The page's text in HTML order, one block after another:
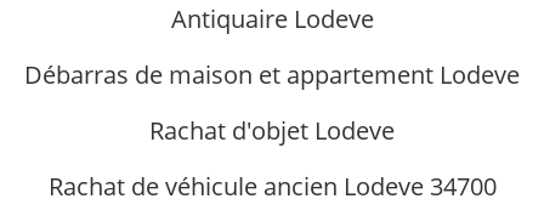
Antiquaire Lodeve
Débarras de maison et appartement Lodeve
Rachat d'objet Lodeve
Rachat de véhicule ancien Lodeve 34700